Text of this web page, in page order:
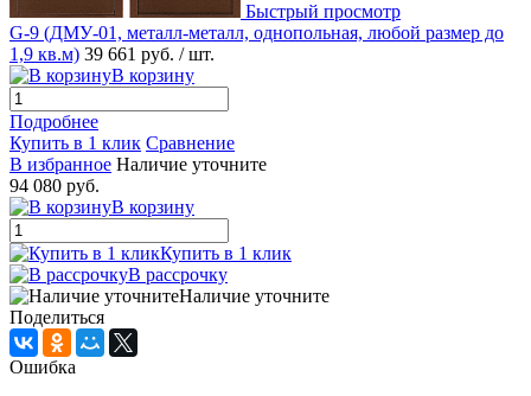
Быстрый просмотр
G-9 (ДМУ-01, металл-металл, однопольная, любой размер до
1,9 кв.м) 39 661 руб. / шт.
В корзину
Подробнее
Купить в 1 клик Сравнение
В избранное Наличие уточните
94 080 руб.
В корзину
Купить в 1 клик
В рассрочку
Наличие уточните
Поделиться
Ошибка